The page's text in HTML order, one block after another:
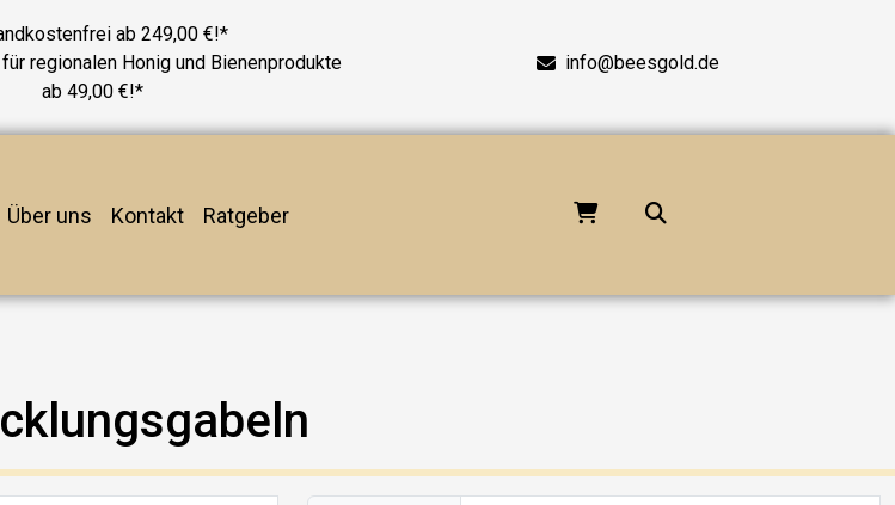
ab 249,00 €!*
regionalen Honig und Bienenprodukte
ab 49,00 €!*
info@beesgold.de
Über uns Kontakt Ratgeber